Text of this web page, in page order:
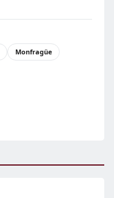
Monfragüe